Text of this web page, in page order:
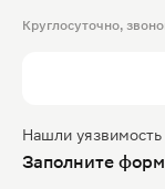
Круглосуточно,
Нашли уязвимость
Заполните